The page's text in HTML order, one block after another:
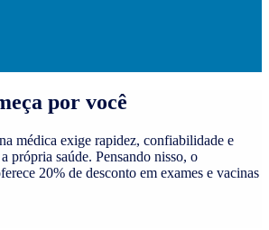
por você
médica exige rapidez, confiabilidade e
própria saúde. Pensando nisso, o
20% de desconto em exames e vacinas